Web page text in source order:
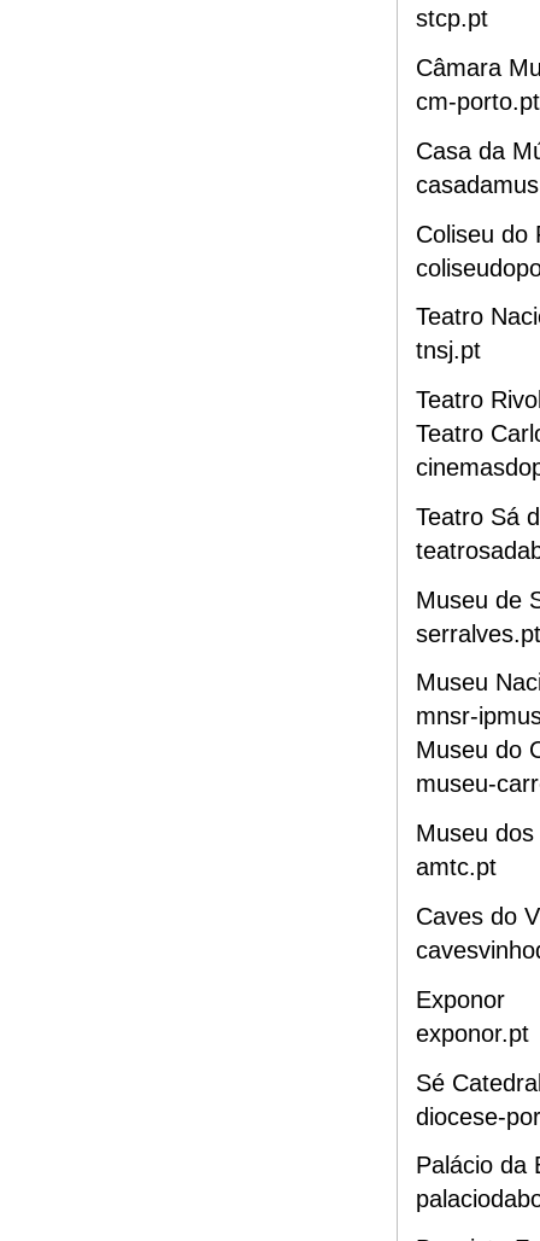
stcp.pt
Câmara
cm-porto.pt
Casa da
Coliseu do
Teatro
tnsj.pt
Teatro
Teatro
Teatro Sá
Museu de
serralves.pt
Museu
mnsr-
Museu do
museu-
Museu
amtc.pt
Caves do
Exponor
exponor.pt
Sé
diocese-
Palácio da